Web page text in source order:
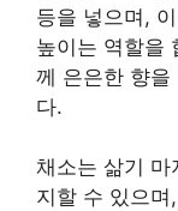
등을 넣으며,
높이는 역할을
께 은은한 향을
다.
채소는 삶기 마
지할 수 있으